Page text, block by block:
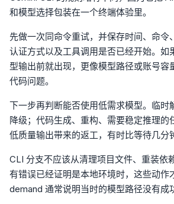
和模型选择包装在一个终端体验里。
先做一次同命令重试，并保存时间、命令
认证方式以及工具调用是否已经开始。如
型输出前就出现，更像模型路径或账号容
代码问题。
下一步再判断能否使用低需求模型。临时
降级；代码生成、重构、需要稳定推理的
低质量输出带来的返工，有时比等待几分
CLI 分支不应该从清理项目文件、重装依
有错误已经证明是本地环境时，这些动作
demand 通常说明当时的模型路径没有成